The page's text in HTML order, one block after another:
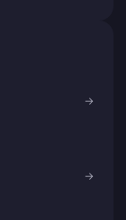
→
→